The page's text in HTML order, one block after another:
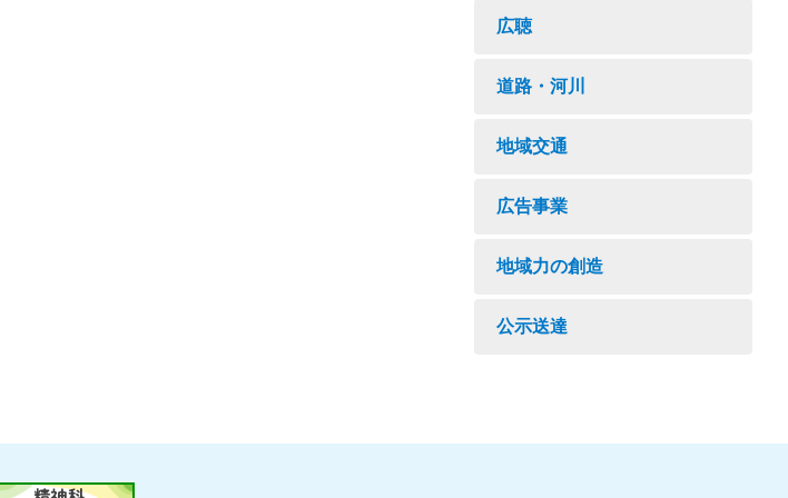
広聴
道路・河川
地域交通
広告事業
地域力の創造
公示送達